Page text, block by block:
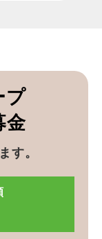
プ
金
す。